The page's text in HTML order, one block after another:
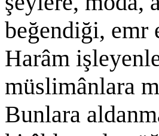
beğendiği,
Harâm
müslimânlara
Bunlara